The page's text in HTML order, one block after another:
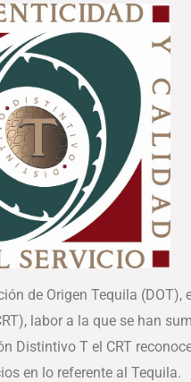
de Origen Tequila
labor a la que se han
T el CRT
en lo referente al Tequila.